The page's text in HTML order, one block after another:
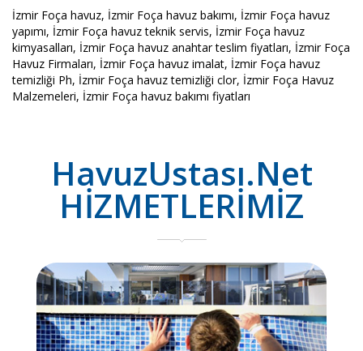
İzmir Foça havuz, İzmir Foça havuz bakımı, İzmir Foça havuz
yapımı, İzmir Foça havuz teknik servis, İzmir Foça havuz
kimyasalları, İzmir Foça havuz anahtar teslim fiyatları, İzmir Foça
Havuz Firmaları, İzmir Foça havuz imalat, İzmir Foça havuz
temizliği Ph, İzmir Foça havuz temizliği clor, İzmir Foça Havuz
Malzemeleri, İzmir Foça havuz bakımı fiyatları
HavuzUstası.Net
HİZMETLERİMİZ